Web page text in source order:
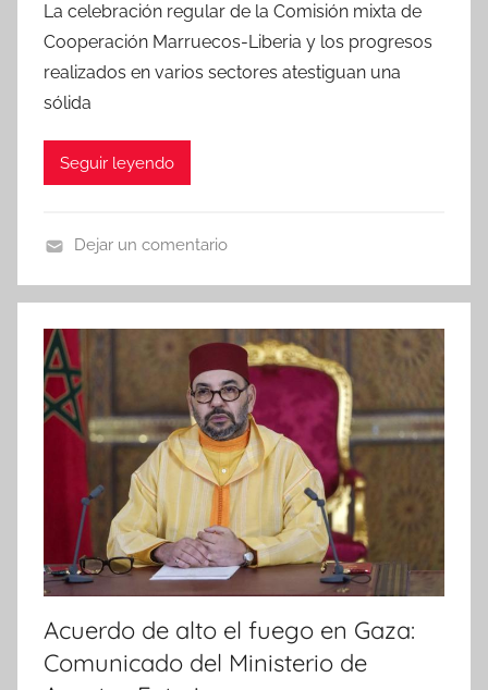
La celebración regular de la Comisión mixta de
Cooperación Marruecos-Liberia y los progresos
realizados en varios sectores atestiguan una
sólida
Seguir leyendo
o
t
i
c
i
Dejar un comentario
Acuerdo de alto el fuego en Gaza:
Comunicado del Ministerio de